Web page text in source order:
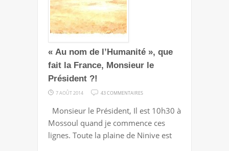
« Au nom de l’Humanité », que
fait la France, Monsieur le
Président ?!
7 AOÛT 2014 43 COMMENTAIRES
NOM
DE
L’HUMANITÉ »,
Monsieur le Président, Il est 10h30 à
Mossoul quand je commence ces
lignes. Toute la plaine de Ninive est